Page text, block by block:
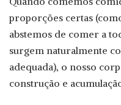
proporções certas
abstemos de comer a
surgem naturalmente
adequada), o nosso
construção e